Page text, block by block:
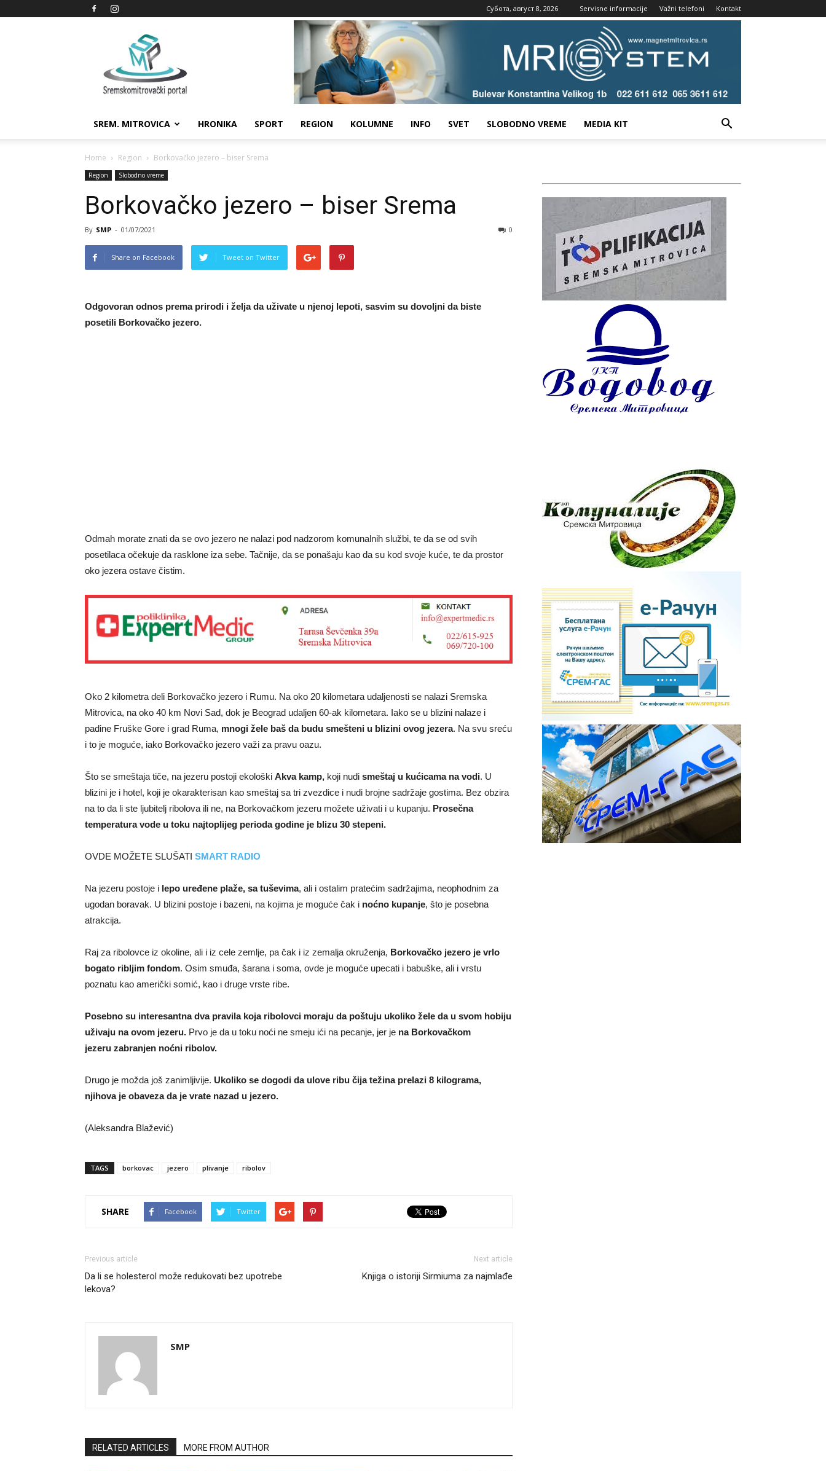
Субота, август 8, 2026 Servisne informacije Važni telefoni Kontakt
Sremskomitrovački
portal
SREM. MITROVICA HRONIKA SPORT REGION KOLUMNE INFO SVET SLOBODNO VREME MEDIA KIT
Home Region Borkovačko jezero – biser Srema
Region Slobodno vreme
Borkovačko jezero – biser Srema
By SMP - 01/07/2021 0
Share on Facebook Tweet on Twitter
Odgovoran odnos prema prirodi i želja da uživate u njenoj lepoti, sasvim su dovoljni da biste
posetili Borkovačko jezero.
Odmah morate znati da se ovo jezero ne nalazi pod nadzorom komunalnih službi, te da se od svih
posetilaca očekuje da rasklone iza sebe. Tačnije, da se ponašaju kao da su kod svoje kuće, te da prostor
oko jezera ostave čistim.
Oko 2 kilometra deli Borkovačko jezero i Rumu. Na oko 20 kilometara udaljenosti se nalazi Sremska
Mitrovica, na oko 40 km Novi Sad, dok je Beograd udaljen 60-ak kilometara. Iako se u blizini nalaze i
padine Fruške Gore i grad Ruma, mnogi žele baš da budu smešteni u blizini ovog jezera. Na svu sreću
i to je moguće, iako Borkovačko jezero važi za pravu oazu.
Što se smeštaja tiče, na jezeru postoji ekološki Akva kamp, koji nudi smeštaj u kućicama na vodi. U
blizini je i hotel, koji je okarakterisan kao smeštaj sa tri zvezdice i nudi brojne sadržaje gostima. Bez obzira
na to da li ste ljubitelj ribolova ili ne, na Borkovačkom jezeru možete uživati i u kupanju. Prosečna
temperatura vode u toku najtoplijeg perioda godine je blizu 30 stepeni.
OVDE MOŽETE SLUŠATI SMART RADIO
Na jezeru postoje i lepo uređene plaže, sa tuševima, ali i ostalim pratećim sadržajima, neophodnim za
ugodan boravak. U blizini postoje i bazeni, na kojima je moguće čak i noćno kupanje, što je posebna
atrakcija.
Raj za ribolovce iz okoline, ali i iz cele zemlje, pa čak i iz zemalja okruženja, Borkovačko jezero je vrlo
bogato ribljim fondom. Osim smuđa, šarana i soma, ovde je moguće upecati i babuške, ali i vrstu
poznatu kao američki somić, kao i druge vrste ribe.
Posebno su interesantna dva pravila koja ribolovci moraju da poštuju ukoliko žele da u svom hobiju
uživaju na ovom jezeru. Prvo je da u toku noći ne smeju ići na pecanje, jer je na Borkovačkom
jezeru zabranjen noćni ribolov.
Drugo je možda još zanimljivije. Ukoliko se dogodi da ulove ribu čija težina prelazi 8 kilograma,
njihova je obaveza da je vrate nazad u jezero.
(Aleksandra Blažević)
TAGS borkovac jezero plivanje ribolov
SHARE Facebook Twitter
Previous article
Da li se holesterol može redukovati bez upotrebe
lekova?
Next article
Knjiga o istoriji Sirmiuma za najmlađe
SMP
RELATED ARTICLES MORE FROM AUTHOR